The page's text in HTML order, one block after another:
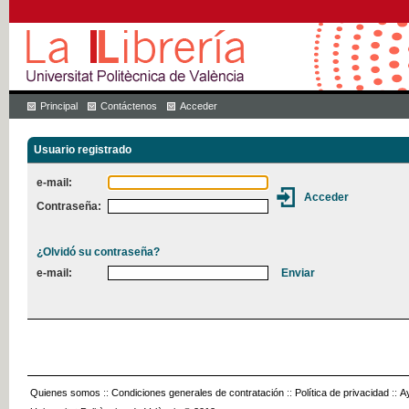
Principal Contáctenos Acceder
Usuario registrado
e-mail:
Contraseña:
¿Olvidó su contraseña?
e-mail:
Quienes somos :: Condiciones generales de contratación :: Política de privacidad ::